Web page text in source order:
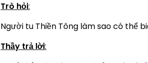
Trò hỏi:
Người tu Thiền Tông làm sao có thể
Thầy trả lời: